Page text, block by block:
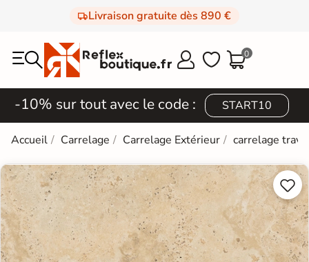
Livraison gratuite dès 890 €
  0
-10% sur tout avec le code : START10
Accueil Carrelage Carrelage Extérieur carrelage

